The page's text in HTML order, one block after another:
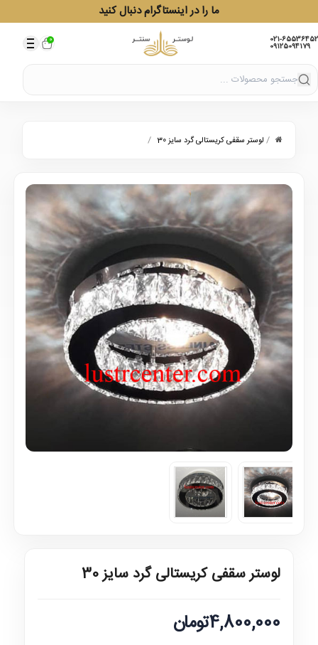
ما را در اینستاگرام دنبال کنید
021-65536452
09125094179
0
/ لوستر سقفی کریستالی گرد سایز 30 /
لوستر سقفی کریستالی گرد سایز 30
4,800,000تومان